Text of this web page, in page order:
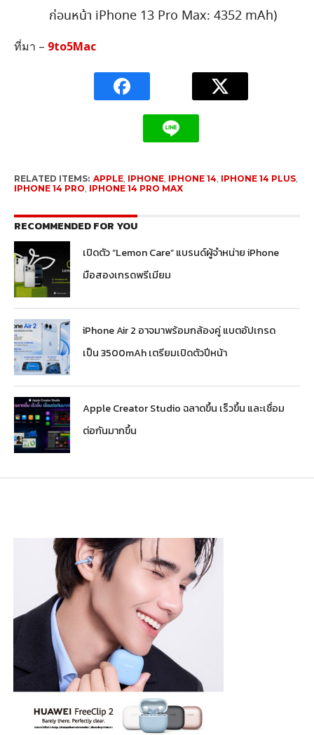
ก่อนหน้า iPhone 13 Pro Max: 4352 mAh)
ที่มา – 9to5Mac
RELATED ITEMS: APPLE, IPHONE, IPHONE 14 IPHONE 14 PLUS,
IPHONE 14 PRO IPHONE 14 PRO MAX
RECOMMENDED FOR YOU
เปิดตัว “Lemon Care” แบรนด์ผู้จำหน่าย iPhone
มือสองเกรดพรีเมียม
iPhone Air 2 อาจมาพร้อมกล้องคู่ แบตอัปเกรด
เป็น 3500mAh เตรียมเปิดตัวปีหน้า
Apple Creator Studio ฉลาดขึ้น เร็วขึ้น และเชื่อม
ต่อกันมากขึ้น